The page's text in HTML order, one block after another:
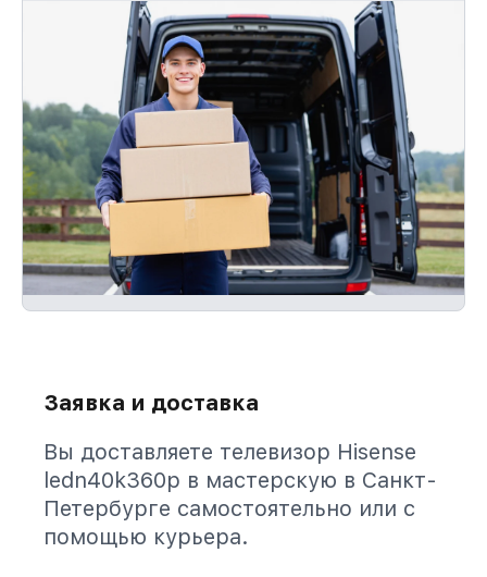
Заявка и доставка
Вы доставляете телевизор Hisense
ledn40k360p в мастерскую в Санкт-
Петербурге самостоятельно или с
помощью курьера.